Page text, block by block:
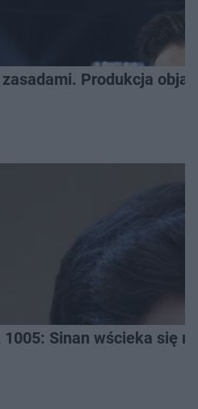
Produkcja
Sinan wścieka się